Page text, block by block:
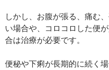
しかし、お腹が張る、痛む
い場合や、コロコロした便
合は治療が必要です。
便秘や下痢が長期的に続く